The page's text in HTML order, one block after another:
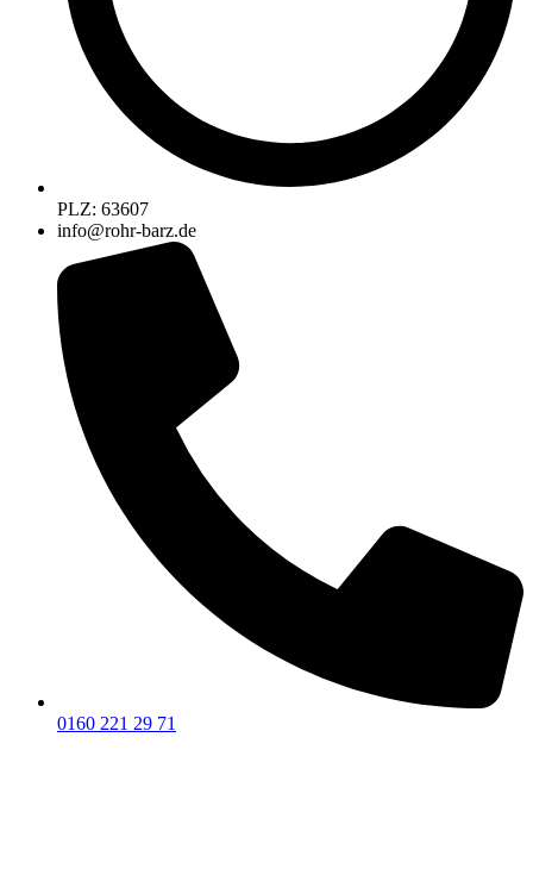
PLZ: 63607
info@rohr-barz.de
0160 221 29 71